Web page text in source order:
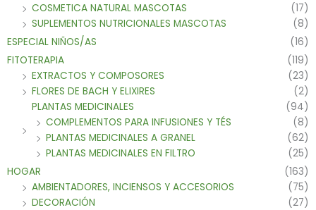
COSMETICA NATURAL MASCOTAS
(17)
SUPLEMENTOS NUTRICIONALES MASCOTAS
(8)
ESPECIAL NIÑOS/AS
(16)
FITOTERAPIA
(119)
EXTRACTOS Y COMPOSORES
(23)
FLORES DE BACH Y ELIXIRES
(2)
PLANTAS MEDICINALES
(94)
COMPLEMENTOS PARA INFUSIONES Y TÉS
(8)
PLANTAS MEDICINALES A GRANEL
(62)
PLANTAS MEDICINALES EN FILTRO
(25)
HOGAR
(163)
AMBIENTADORES, INCIENSOS Y ACCESORIOS
(75)
DECORACIÓN
(27)